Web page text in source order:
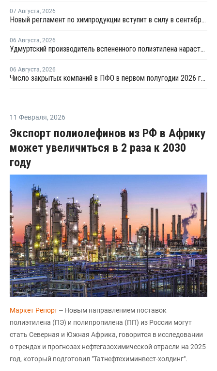
07 Августа, 2026
Новый регламент по химпродукции вступит в силу в сентябре 2027 года
06 Августа, 2026
Удмуртский производитель вспененного полиэтилена нарастит выпуск на 15%
06 Августа, 2026
Число закрытых компаний в ПФО в первом полугодии 2026 года вдвое превысило число новых
11 Февраля, 2026
Экспорт полиолефинов из РФ в Африку
может увеличиться в 2 раза к 2030
году
Маркет Репорт-- Новым направлением поставок
полиэтилена (ПЭ) и полипропилена (ПП) из России могут
стать Северная и Южная Африка, говорится в исследовании
о трендах и прогнозах нефтегазохимической отрасли на 2025
год, который подготовил "Татнефтехиминвест-холдинг".